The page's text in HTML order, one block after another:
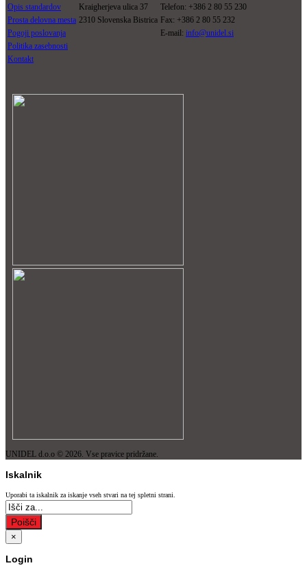
Opis standardov Kraigherjeva ulica 37
Telefon: +386 2 80 55 230
Prosta delovna mesta 2310 Slovenska Bistrica Fax: +386 2 80 55 232
Pogoji poslovanja
E-mail: info@unidel.si
Politika zasebnosti
Kontakt
UNIDEL d.o.o © 2026. Vse pravice pridržane.
Iskalnik
Uporabi ta iskalnik za iskanje vseh stvari na tej spletni strani.
Poišči
×
Login